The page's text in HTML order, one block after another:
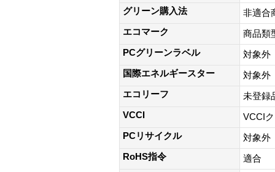
グリーン購入法
非適合
エコマーク
商品類
PCグリーンラベル
対象外
国際エネルギースター
対象外
エコリーフ
未登録
VCCI
VCCI
PCリサイクル
対象外
RoHS指令
適合